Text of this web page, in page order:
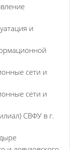
и
сети и
сети и
СВФУ в г.